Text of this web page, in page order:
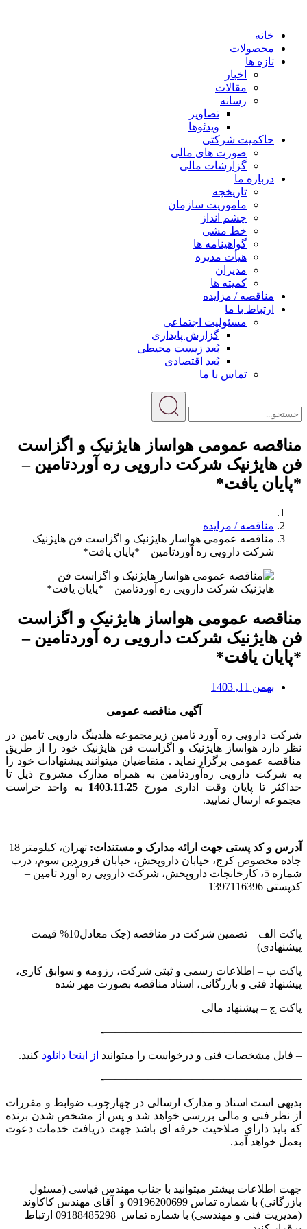
خانه
محصولات
تازه ها
اخبار
مقالات
رسانه
تصاویر
ویدئوها
حاکمیت شرکتی
صورت های مالی
گزارشات مالی
درباره ما
تاریخچه
ماموریت سازمان
چشم انداز
خط مشی
گواهینامه ها
هیأت مدیره
مدیران
کمیته ها
مناقصه / مزایده
ارتباط با ما
مسئولیت اجتماعی
گزارش پایداری
بُعد زیست محیطی
بُعد اقتصادی
تماس با ما
مناقصه عمومی هواساز هایژنیک و اگزاست
فن هایژنیک شرکت دارویی ره آوردتامین –
*پایان یافت*
مناقصه / مزایده
مناقصه عمومی هواساز هایژنیک و اگزاست فن هایژنیک
شرکت دارویی ره آوردتامین – *پایان یافت*
مناقصه عمومی هواساز هایژنیک و اگزاست
فن هایژنیک شرکت دارویی ره آوردتامین –
*پایان یافت*
بهمن 11, 1403
آگهی مناقصه عمومی
شرکت دارویی ره آورد تامین زیرمجموعه هلدینگ دارویی تامین در
نظر دارد هواساز هایژنیک و اگزاست فن هایژنیک خود را از طریق
مناقصه عمومی برگزار نماید . متقاضیان میتوانند پیشنهادات خود را
به شرکت دارویی ره‌آوردتامین به همراه مدارک مشروح ذیل تا
حداکثر تا پایان وقت اداری مورخ 1403.11.25 به واحد حراست
مجموعه ارسال نمایید.
آدرس و کد پستی جهت ارائه مدارک و مستندات:
تهران، کیلومتر 18
جاده مخصوص کرج، خیابان داروپخش، خیابان فروردین سوم، درب
شماره 5، کارخانجات داروپخش، شرکت دارویی ره آورد تامین –
کدپستی 1397116396
پاکت الف – تضمین شرکت در مناقصه (چک معادل10% قیمت
پیشنهادی)
پاکت ب – اطلاعات رسمی و ثبتی شرکت، رزومه و سوابق کاری،
پیشنهاد فنی و بازرگانی، اسناد مناقصه بصورت مهر شده
پاکت ج – پیشنهاد مالی
——————————————————-
– فایل مشخصات فنی و درخواست را میتوانید از اینجا دانلود کنید.
——————————————————-
بدیهی است اسناد و مدارک ارسالی در چهارچوب ضوابط و مقررات
از نظر فنی و مالی بررسی خواهد شد و پس از مشخص شدن برنده
که باید دارای صلاحیت حرفه ای باشد جهت دریافت خدمات دعوت
بعمل خواهد آمد.
جهت اطلاعات بیشتر میتوانید با جناب مهندس قیاسی (مسئول
بازرگانی) با شماره تماس 09196200699 و آقای مهندس کاکاوند
(مدیریت فنی و مهندسی) با شماره تماس 09188485298 ارتباط